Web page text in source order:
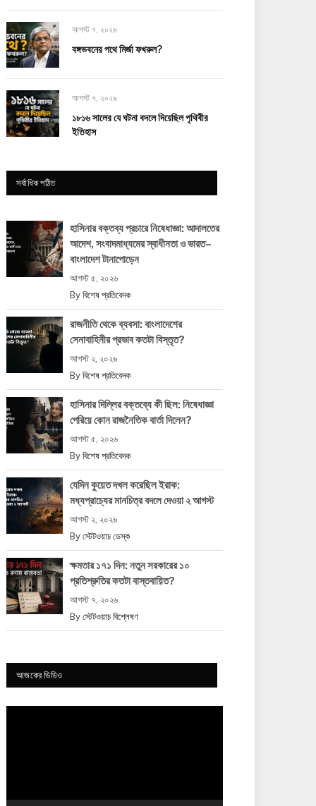
আগস্ট ৭, ২০২৬
বঙ্গভবনের পথে মির্জা ফখরুল?
আগস্ট ৭, ২০২৬
১৮১৬ সালের যে ঘটনা বদলে দিয়েছিল পৃথিবীর
ইতিহাস
সর্বাধিক পঠিত
হাসিনার বক্তব্য প্রচারে নিষেধাজ্ঞা: আদালতের
আদেশ, সংবাদমাধ্যমের স্বাধীনতা ও ভারত–
বাংলাদেশ টানাপোড়েন
আগস্ট ৫, ২০২৬
By বিশেষ প্রতিবেদক
রাজনীতি থেকে ব্যবসা: বাংলাদেশের
সেনাবাহিনীর প্রভাব কতটা বিস্তৃত?
আগস্ট ২, ২০২৬
By বিশেষ প্রতিবেদক
হাসিনার দিল্লির বক্তব্যে কী ছিল: নিষেধাজ্ঞা
পেরিয়ে কোন রাজনৈতিক বার্তা দিলেন?
আগস্ট ৫, ২০২৬
By বিশেষ প্রতিবেদক
যেদিন কুয়েত দখল করেছিল ইরাক:
মধ্যপ্রাচ্যের মানচিত্র বদলে দেওয়া ২ আগস্ট
আগস্ট ২, ২০২৬
By স্টেটওয়াচ ডেস্ক
ক্ষমতার ১৭১ দিন: নতুন সরকারের ১০
প্রতিশ্রুতির কতটা বাস্তবায়িত?
আগস্ট ৭, ২০২৬
By স্টেটওয়াচ বিশ্লেষণ
আজকের ভিডিও